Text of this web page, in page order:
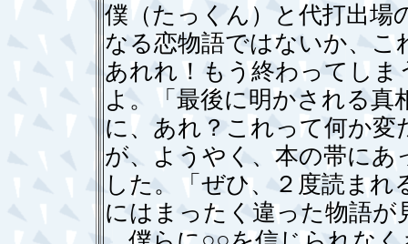
僕（たっくん）と代打出場
なる恋物語ではないか、
あれれ！もう終わってし
よ。「最後に明かされる
に、あれ？これって何か
が、ようやく、本の帯に
した。「ぜひ、２度読ま
にはまったく違った物語が